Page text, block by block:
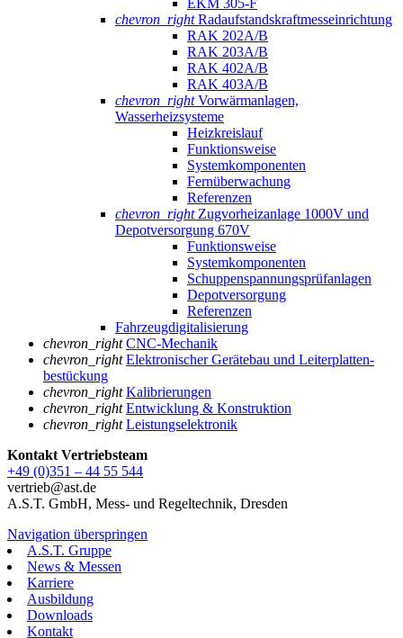
chevron_right Radaufstands­kraftmess­einrichtung
RAK 202A/B
RAK 203A/B
RAK 402A/B
RAK 403A/B
chevron_right Vorwärmanlagen,
Wasserheizsysteme
Heizkreislauf
Funktionsweise
Systemkomponenten
Fernüberwachung
Referenzen
chevron_right Zugvorheizanlage 1000V und
Depotversorgung 670V
Funktionsweise
Systemkomponenten
Schuppenspannungs­prüfanlagen
Depotversorgung
Referenzen
Fahrzeugdigitalisierung
chevron_right CNC-Mechanik
chevron_right Elektronischer Gerätebau und Leiterplatten­
bestückung
chevron_right Kalibrierungen
chevron_right Entwicklung & Konstruktion
chevron_right Leistungselektronik
Kontakt Vertriebsteam
+49 (0)351 – 44 55 544
vertrieb@ast.de
A.S.T. GmbH, Mess- und Regeltechnik, Dresden
Navigation überspringen
A.S.T. Gruppe
News & Messen
Karriere
Ausbildung
Downloads
Kontakt